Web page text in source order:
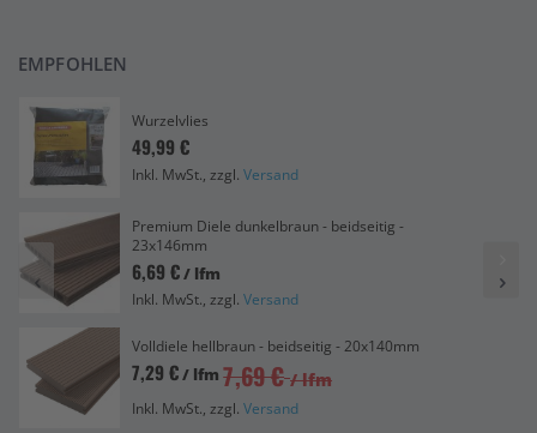
EMPFOHLEN
Wurzelvlies
49,99 €
Inkl. MwSt., zzgl. Versand
Premium Diele dunkelbraun - beidseitig -
23x146mm
6,69 €/ lfm
Inkl. MwSt., zzgl. Versand
Volldiele hellbraun - beidseitig - 20x140mm
7,29 €/ lfm 7,69 € / lfm
Inkl. MwSt., zzgl. Versand